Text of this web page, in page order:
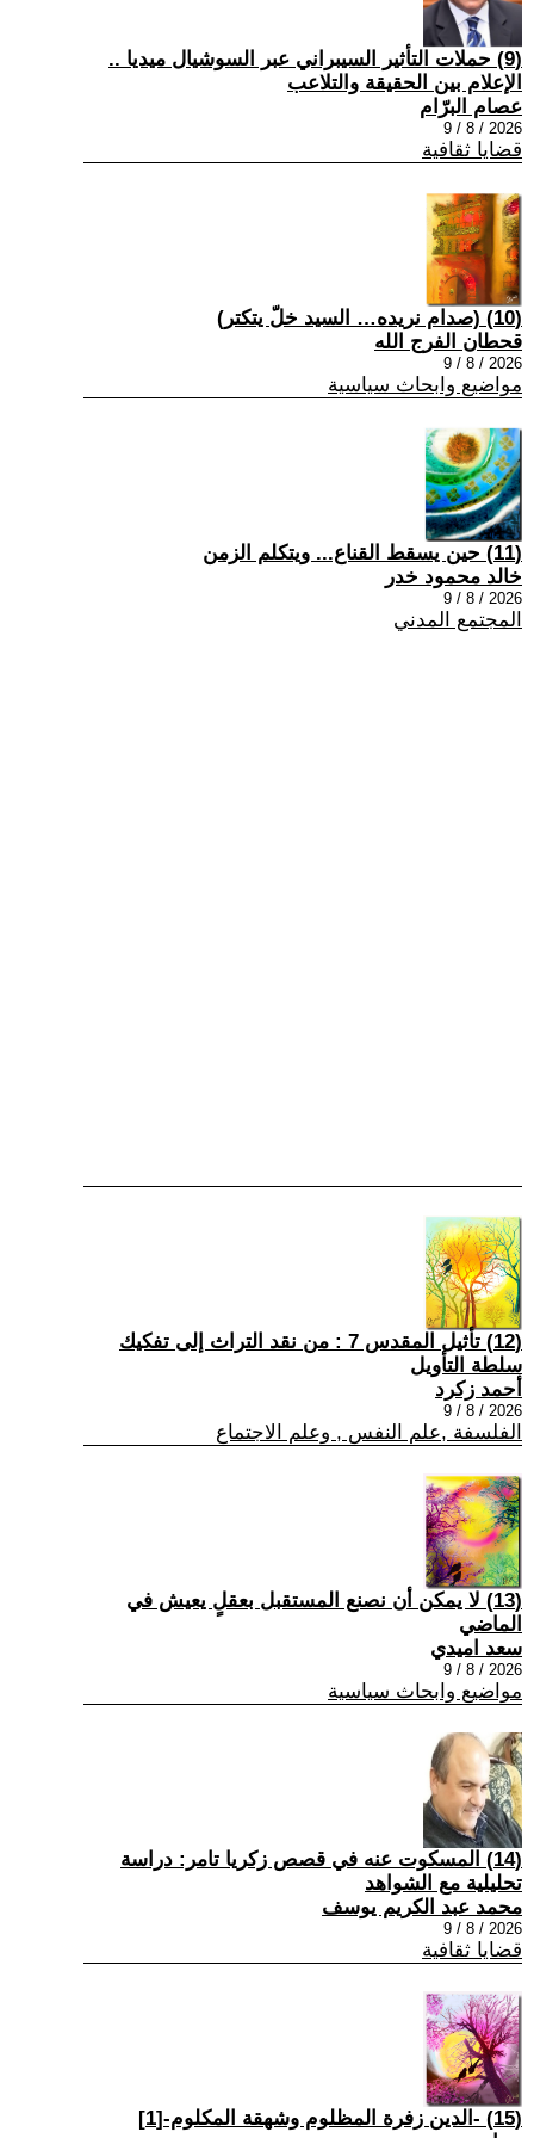
(9) حملات التأثير السيبراني عبر السوشيال ميديا ..
الإعلام بين الحقيقة والتلاعب
عصام البرّام
2026 / 8 / 9
قضايا ثقافية
(10) (صدام نريده… السيد خلّ يتكتر)
قحطان الفرج الله
2026 / 8 / 9
مواضيع وابحاث سياسية
(11) حين يسقط القناع... ويتكلم الزمن
خالد محمود خدر
2026 / 8 / 9
المجتمع المدني
(12) تأثيل المقدس 7 : من نقد التراث إلى تفكيك
سلطة التأويل
أحمد زكرد
2026 / 8 / 9
الفلسفة ,علم النفس , وعلم الاجتماع
(13) لا يمكن أن نصنع المستقبل بعقلٍ يعيش في
الماضي
سعد اميدي
2026 / 8 / 9
مواضيع وابحاث سياسية
(14) المسكوت عنه في قصص زكريا تامر: دراسة
تحليلية مع الشواهد
محمد عبد الكريم يوسف
2026 / 8 / 9
قضايا ثقافية
(15) -الدين زفرة المظلوم وشهقة المكلوم-[1]